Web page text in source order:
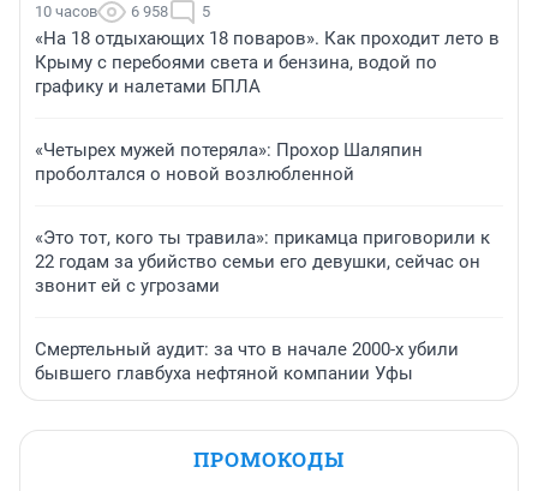
10 часов 6 958 5
«На 18 отдыхающих 18 поваров». Как проходит лето в
Крыму с перебоями света и бензина, водой по
графику и налетами БПЛА
«Четырех мужей потеряла»: Прохор Шаляпин
проболтался о новой возлюбленной
«Это тот, кого ты травила»: прикамца приговорили к
22 годам за убийство семьи его девушки, сейчас он
звонит ей с угрозами
Смертельный аудит: за что в начале 2000-х убили
бывшего главбуха нефтяной компании Уфы
ПРОМОКОДЫ